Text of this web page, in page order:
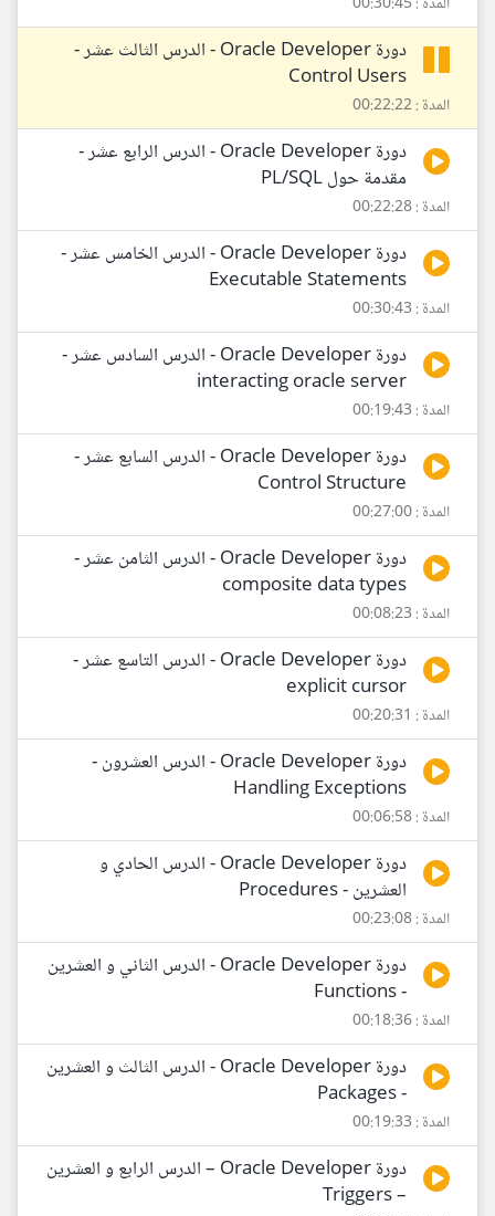
دورة Oracle Developer - الدرس الثالث عشر -
Control Users
المدة : 00:22:22
دورة Oracle Developer - الدرس الرابع عشر -
مقدمة حول PL/SQL
المدة : 00:22:28
دورة Oracle Developer - الدرس الخامس عشر -
Executable Statements
المدة : 00:30:43
دورة Oracle Developer - الدرس السادس عشر -
interacting oracle server
المدة : 00:19:43
دورة Oracle Developer - الدرس السابع عشر -
Control Structure
المدة : 00:27:00
دورة Oracle Developer - الدرس الثامن عشر -
composite data types
المدة : 00:08:23
دورة Oracle Developer - الدرس التاسع عشر -
explicit cursor
المدة : 00:20:31
دورة Oracle Developer - الدرس العشرون -
Handling Exceptions
المدة : 00:06:58
دورة Oracle Developer - الدرس الحادي و
العشرين - Procedures
المدة : 00:23:08
دورة Oracle Developer - الدرس الثاني و العشرين
- Functions
المدة : 00:18:36
دورة Oracle Developer - الدرس الثالث و العشرين
- Packages
المدة : 00:19:33
دورة Oracle Developer – الدرس الرابع و العشرين
– Triggers